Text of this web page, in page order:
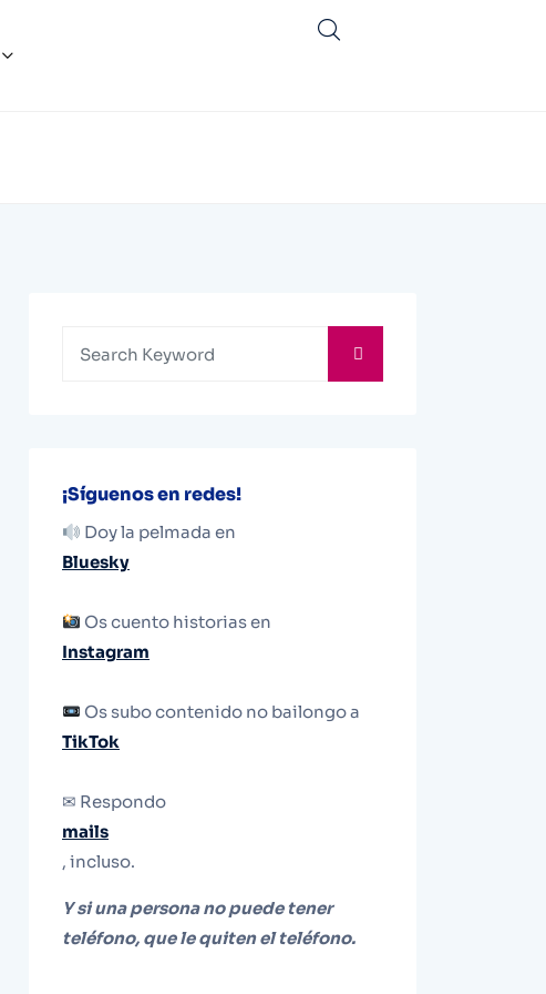
¡Síguenos en redes!
Doy la pelmada en
Bluesky
Os cuento historias en
Instagram
Os subo contenido no bailongo a
TikTok
✉ Respondo
mails
, incluso.
Y si una persona no puede tener
teléfono, que le quiten el teléfono.